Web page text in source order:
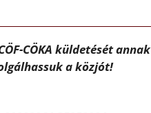
CÖKA küldetését annak
a közjót!